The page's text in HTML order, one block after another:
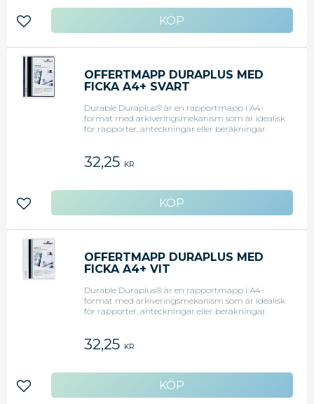
246mmx315mm
Lägg till i favoriter
OFFERTMAPP DURAPLUS MED
FICKA A4+ SVART
Durable Duraplus® är en rapportmapp i A4-
format med arkiveringsmekanism som är idealisk
för rapporter, anteckningar eller beräkningar.
du kan stoppa egna trycksaker. Baksida av färgad
plast. - Mått: 246mmx315mm
32,25 KR
Lägg till i favoriter
OFFERTMAPP DURAPLUS MED
FICKA A4+ VIT
Durable Duraplus® är en rapportmapp i A4-
format med arkiveringsmekanism som är idealisk
för rapporter, anteckningar eller beräkningar.
du kan stoppa egna trycksaker. Baksida av färgad
plast. - Kan användas tillsammans med Durable
246mmx315mm
32,25 KR
Lägg till i favoriter